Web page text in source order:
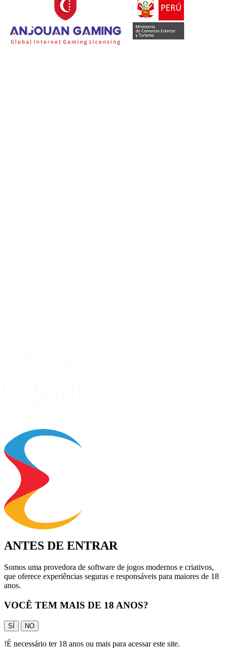
ANTES DE ENTRAR
Somos uma provedora de software de jogos modernos e criativos,
que oferece experiências seguras e responsáveis para maiores de 18
anos.
VOCÊ TEM MAIS DE 18 ANOS?
SÍ NO
!É necessário ter 18 anos ou mais para acessar este site.